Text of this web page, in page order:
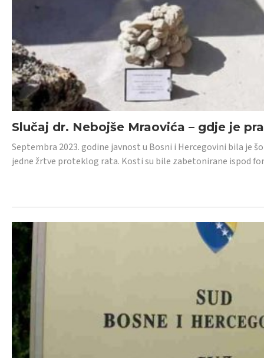
Slučaj dr. Nebojše Mraovića – gdje je
Septembra 2023. godine javnost u Bosni i Hercegovini bila je
jedne žrtve proteklog rata. Kosti su bile zabetonirane ispod